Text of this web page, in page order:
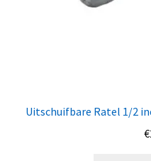
Uitschuifbare Ratel 1/2
€